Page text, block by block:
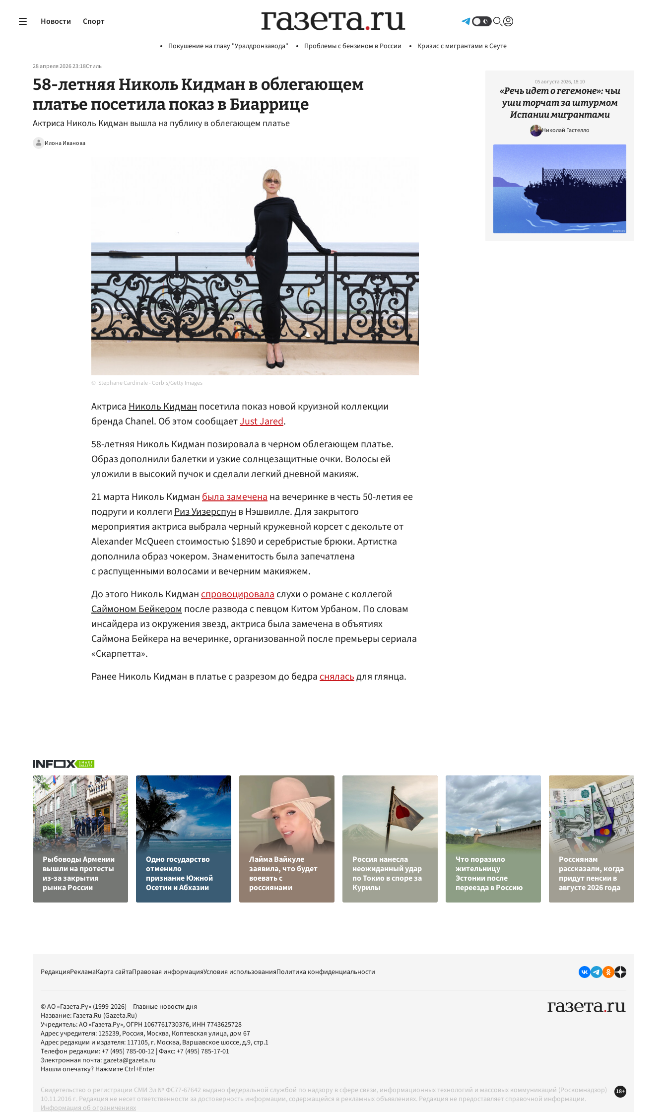
Новости Спорт
Покушение на главу "Уралдронзавода" Проблемы с бензином в России Кризис с мигрантами в Сеуте
28 апреля 2026 23:18Стиль
58-летняя Николь Кидман в облегающем
платье посетила показ в Биаррице
Актриса Николь Кидман вышла на публику в облегающем платье
Илона Иванова
Stephane Cardinale - Corbis/Getty Images
АктрисаНиколь Кидманпосетила показ новой круизной коллекции
бренда Chanel. Об этом сообщаетJust Jared.
58-летняя Николь Кидман позировала в черном облегающем платье.
Образ дополнили балетки и узкие солнцезащитные очки. Волосы ей
уложили в высокий пучок и сделали легкий дневной макияж.
21 марта Николь Кидманбыла замеченана вечеринке в честь 50-летия ее
подруги и коллегиРиз Уизерспунв Нэшвилле. Для закрытого
мероприятия актриса выбрала черный кружевной корсет с декольте от
Alexander McQueen стоимостью $1890 и серебристые брюки. Артистка
дополнила образ чокером. Знаменитость была запечатлена
с распущенными волосами и вечерним макияжем.
До этого Николь Кидманспровоцироваласлухи о романе с коллегой
Саймоном Бейкеромпосле развода с певцом Китом Урбаном. По словам
инсайдера из окружения звезд, актриса была замечена в объятиях
Саймона Бейкера на вечеринке, организованной после премьеры сериала
«Скарпетта».
Ранее Николь Кидман в платье с разрезом до бедрасняласьдля глянца.
05 августа 2026, 18:10
«Речь идет о гегемоне»: чьи
уши торчат за штурмом
Испании мигрантами
Николай Гастелло
Рыбоводы Армении
вышли на протесты
из-за закрытия
рынка России
Одно государство
отменило
признание Южной
Осетии и Абхазии
Лайма Вайкуле
заявила, что будет
воевать с
россиянами
Россия нанесла
неожиданный удар
по Токио в споре за
Курилы
Что поразило
жительницу
Эстонии после
переезда в Россию
Россиянам
рассказали, когда
придут пенсии в
августе 2026 года
РедакцияРекламаКарта сайтаПравовая информацияУсловия использованияПолитика конфиденциальности
© АО «Газета.Ру» (1999-2026) – Главные новости дня
Название: Газета.Ru (Gazeta.Ru)
Учредитель:АО «Газета.Ру», ОГРН 1067761730376, ИНН 7743625728
Адрес учредителя: 125239, Россия, Москва, Коптевская улица, дом 67
Адрес редакции и издателя: 117105, г. Москва, Варшавское шоссе, д.9, стр.1
Телефон редакции:+7 (495) 785-00-12 | Факс:+7 (495) 785-17-01
Электронная почта:gazeta@gazeta.ru
Нашли опечатку? Нажмите Ctrl+Enter
Свидетельство о регистрации СМИ Эл № ФС77-67642 выдано федеральной службой по надзору в сфере связи, информационных технологий и массовых коммуникаций (Роскомнадзор)
10.11.2016 г. Редакция не несет ответственности за достоверность информации, содержащейся в рекламных объявлениях. Редакция не предоставляет справочной информации.
Информация об ограничениях
18+